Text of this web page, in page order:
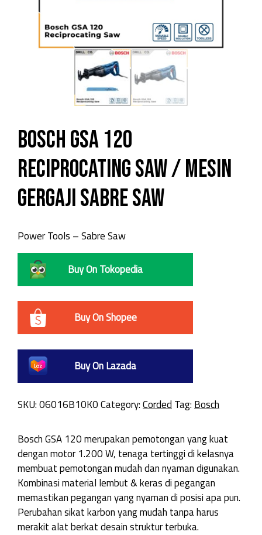
Bosch GSA 120
Reciprocating Saw / Mesin
Gergaji Sabre Saw
Power Tools – Sabre Saw
Buy On Tokopedia
Buy On Shopee
Buy On Lazada
SKU:06016B10K0Category:Corded Tag: Bosch
Bosch GSA 120 merupakan pemotongan yang kuat
dengan motor 1.200 W, tenaga tertinggi di kelasnya
membuat pemotongan mudah dan nyaman digunakan.
Kombinasi material lembut & keras di pegangan
memastikan pegangan yang nyaman di posisi apa pun.
Perubahan sikat karbon yang mudah tanpa harus
merakit alat berkat desain struktur terbuka.